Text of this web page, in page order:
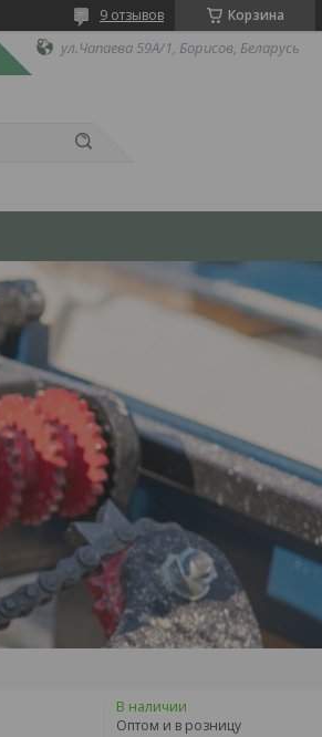
Корзина
9 отзывов
ул.Чапаева 59А/1, Борисов, Беларусь
В наличии
Оптом и в розницу